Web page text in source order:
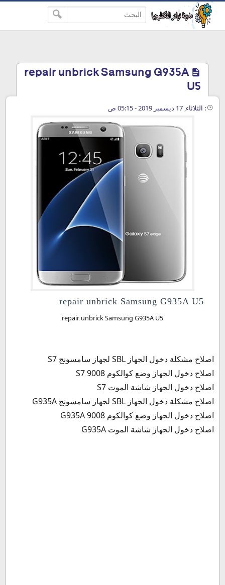
-->
repair unbrick Samsung G935A
U5
: الثلاثاء, 17 ديسمبر 2019 - 05:15 ص
repair unbrick Samsung G935A U5
repair unbrick Samsung G935A U5
repair unbrick Samsung G935A U5
اصلاح مشكلة دخول الجهاز SBL لجهاز سامسونج S7
اصلاح دخول الجهاز وضع كوالكوم 9008 S7
اصلاح دخول الجهاز شاشة الموت S7
اصلاح مشكلة دخول الجهاز SBL لجهاز سامسونج G935A
اصلاح دخول الجهاز وضع كوالكوم 9008 G935A
اصلاح دخول الجهاز شاشة الموت G935A